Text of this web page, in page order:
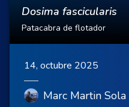
Dosima fascicularis
Patacabra de flotador
14, octubre 2025
Marc Martin Sola